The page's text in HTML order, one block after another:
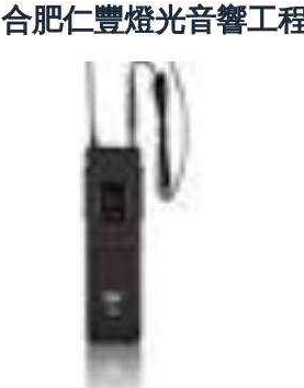
合肥仁豐燈光音響工